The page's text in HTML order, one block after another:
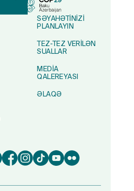
SƏYAHƏTINIZI
PLANLAYIN
TEZ-TEZ VERILƏN
SUALLAR
MEDIA
QALEREYASI
ƏLAQƏ